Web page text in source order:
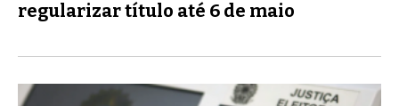
regularizar título até 6 de maio